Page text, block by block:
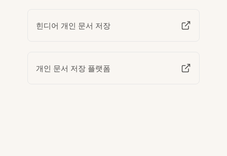
힌디어 개인 문서 저장
개인 문서 저장 플랫폼